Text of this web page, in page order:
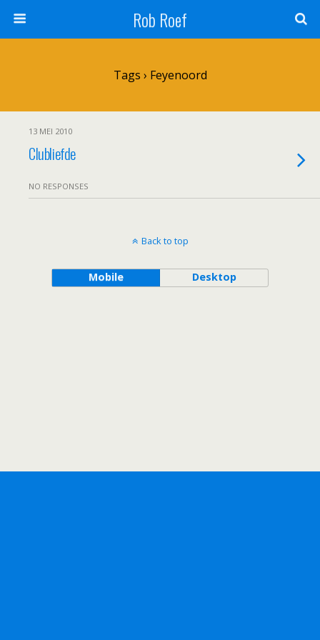
Rob Roef
Tags › Feyenoord
13 MEI 2010
Clubliefde
NO RESPONSES
Back to top
Mobile Desktop